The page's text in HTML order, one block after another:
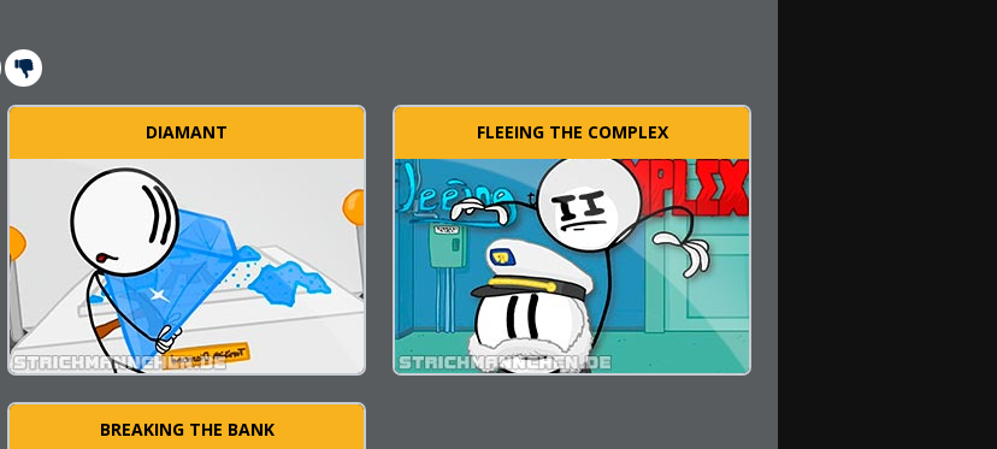
DIAMANT FLEEING THE COMPLEX
BREAKING THE BANK